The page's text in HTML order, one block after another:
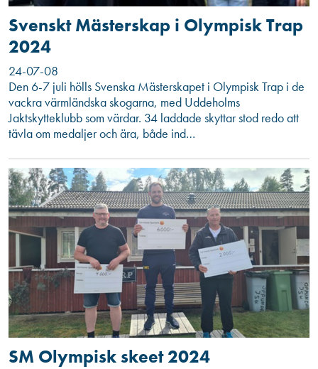
Svenskt Mästerskap i Olympisk Trap
2024
24-07-08
Den 6-7 juli hölls Svenska Mästerskapet i Olympisk Trap i de
vackra värmländska skogarna, med Uddeholms
Jaktskytteklubb som värdar. 34 laddade skyttar stod redo att
tävla om medaljer och ära, både ind…
SM Olympisk skeet 2024